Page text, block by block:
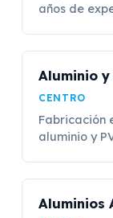
años de
Aluminio y
CENTRO
Fabricación
aluminio y
Aluminios